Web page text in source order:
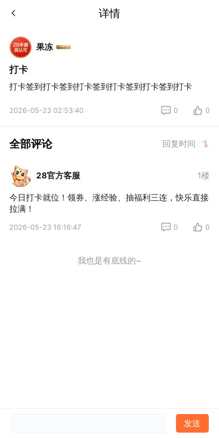
详情
果冻
打卡
打卡签到打卡签到打卡签到打卡签到打卡签到打卡
2026-05-23 02:53:40 0 0
全部评论 回复时间
28官方客服 1楼
今日打卡就位！领券、涨经验、抽福利三连，快乐直接
拉满！
2026-05-23 16:16:47 0 0
我也是有底线的~
发送